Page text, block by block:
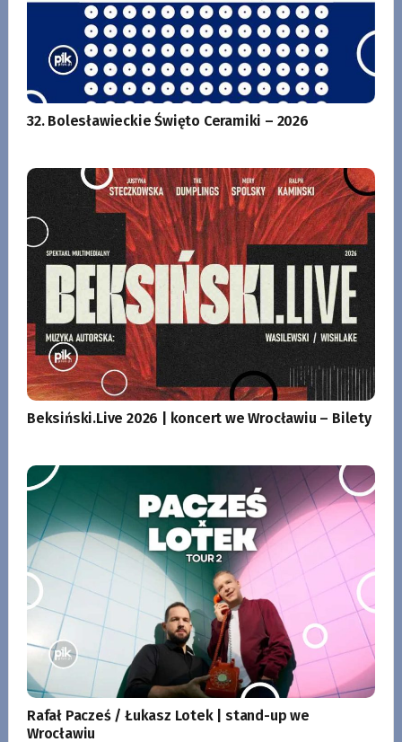
32. Bolesławieckie Święto Ceramiki – 2026
Beksiński.Live 2026 | koncert we Wrocławiu – Bilety
Rafał Pacześ / Łukasz Lotek | stand-up we
Wrocławiu